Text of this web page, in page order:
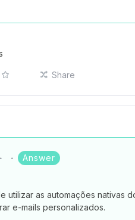
Share
Answer
utilizar as automações nativas
e-mails personalizados.